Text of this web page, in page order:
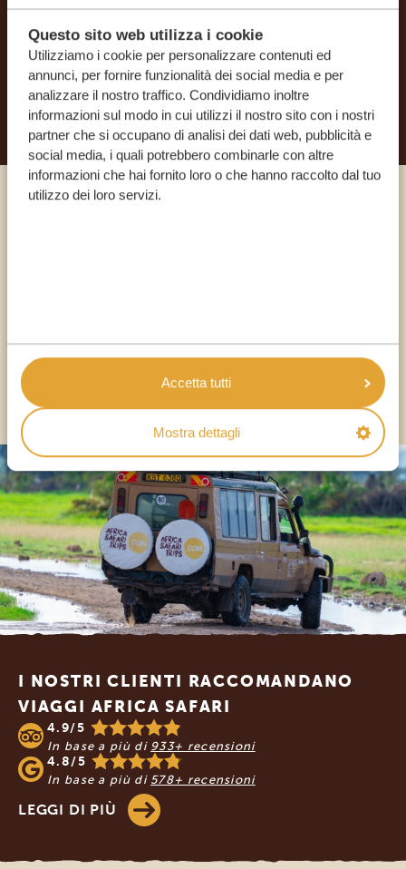
Questo sito web utilizza i cookie
Utilizziamo i cookie per personalizzare contenuti ed
annunci, per fornire funzionalità dei social media e per
analizzare il nostro traffico. Condividiamo inoltre
informazioni sul modo in cui utilizzi il nostro sito con i nostri
partner che si occupano di analisi dei dati web, pubblicità e
social media, i quali potrebbero combinarle con altre
informazioni che hai fornito loro o che hanno raccolto dal tuo
utilizzo dei loro servizi.
Accetta tutti
Mostra dettagli
INIZIA A PIANIFICARE IL VIAGGIO DEI TUOI
SOGNI
ALTRI PAESI
Footer
I NOSTRI CLIENTI RACCOMANDANO
VIAGGI AFRICA SAFARI
4.9/5
In base a più di 933+ recensioni
4.8/5
In base a più di 578+ recensioni
LEGGI DI PIÙ